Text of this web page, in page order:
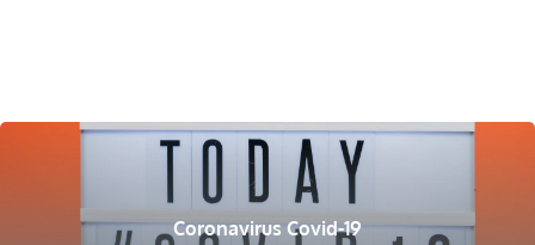
Coronavirus Covid-19